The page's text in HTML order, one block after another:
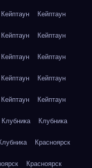
Кейптаун Кейптаун
Кейптаун Кейптаун
Кейптаун Кейптаун
Кейптаун Кейптаун
Кейптаун Кейптаун
Клубника Клубника
Красноярск
Красноярск